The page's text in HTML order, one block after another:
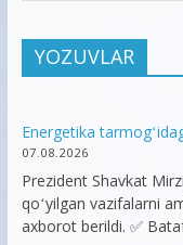
YOZUVLAR
Energetika
07.08.2026
Prezident Shavkat
qoʻyilgan vazifalarni
axborot berildi. ✅